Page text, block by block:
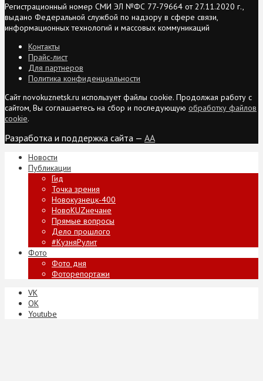
Регистрационный номер СМИ ЭЛ №ФС 77-79664 от 27.11.2020 г.,
выдано Федеральной службой по надзору в сфере связи,
информационных технологий и массовых коммуникаций
Контакты
Прайс-лист
Для партнеров
Политика конфиденциальности
Сайт novokuznetsk.ru использует файлы cookie. Продолжая работу с
сайтом, Вы соглашаетесь на сбор и последующую обработку файлов
cookie.
Разработка и поддержка сайта — AA
Новости
Публикации
Гид
Точка зрения
Новокузнецк-400
НовоKUZнечане
Прямые вопросы
Дело прошлого
#КузняРулит
Фото
Фото дня
Фоторепортажи
VK
ОК
Youtube